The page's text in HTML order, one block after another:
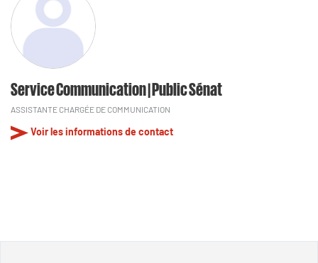
Service Communication | Public Sénat
ASSISTANTE CHARGÉE DE COMMUNICATION
Voir les informations de contact